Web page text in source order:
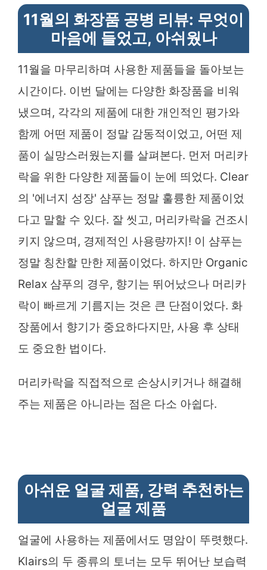
11월의 화장품 공병 리뷰: 무엇이
마음에 들었고, 아쉬웠나
11월을 마무리하며 사용한 제품들을 돌아보는
시간이다. 이번 달에는 다양한 화장품을 비워
냈으며, 각각의 제품에 대한 개인적인 평가와
함께 어떤 제품이 정말 감동적이었고, 어떤 제
품이 실망스러웠는지를 살펴본다. 먼저 머리카
락을 위한 다양한 제품들이 눈에 띄었다. Clear
의 '에너지 성장' 샴푸는 정말 훌륭한 제품이었
다고 말할 수 있다. 잘 씻고, 머리카락을 건조시
키지 않으며, 경제적인 사용량까지! 이 샴푸는
정말 칭찬할 만한 제품이었다. 하지만 Organic
Relax 샴푸의 경우, 향기는 뛰어났으나 머리카
락이 빠르게 기름지는 것은 큰 단점이었다. 화
장품에서 향기가 중요하다지만, 사용 후 상태
도 중요한 법이다.
머리카락을 직접적으로 손상시키거나 해결해
주는 제품은 아니라는 점은 다소 아쉽다.
아쉬운 얼굴 제품, 강력 추천하는
얼굴 제품
얼굴에 사용하는 제품에서도 명암이 뚜렷했다.
Klairs의 두 종류의 토너는 모두 뛰어난 보습력